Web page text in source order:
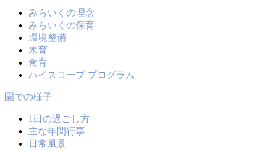
みらいくの理念
みらいくの保育
環境整備
木育
食育
ハイスコープ プログラム
園での様子
1日の過ごし方
主な年間行事
日常風景